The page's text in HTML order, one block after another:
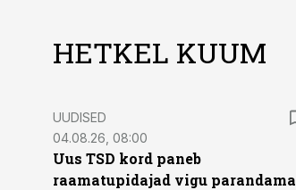
HETKEL KUUM
UUDISED
04.08.26, 08:00
Uus TSD kord paneb
raamatupidajad vigu parandama